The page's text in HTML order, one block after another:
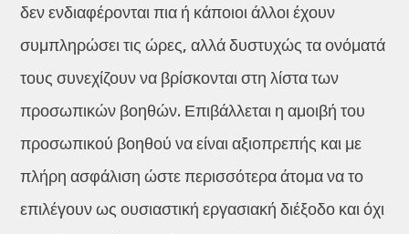
δεν ενδιαφέρονται πια ή κάποιοι άλλοι έχουν
συμπληρώσει τις ώρες, αλλά δυστυχώς τα ονόματά
τους συνεχίζουν να βρίσκονται στη λίστα των
προσωπικών βοηθών. Επιβάλλεται η αμοιβή του
προσωπικού βοηθού να είναι αξιοπρεπής και με
πλήρη ασφάλιση ώστε περισσότερα άτομα να το
επιλέγουν ως ουσιαστική εργασιακή διέξοδο και όχι